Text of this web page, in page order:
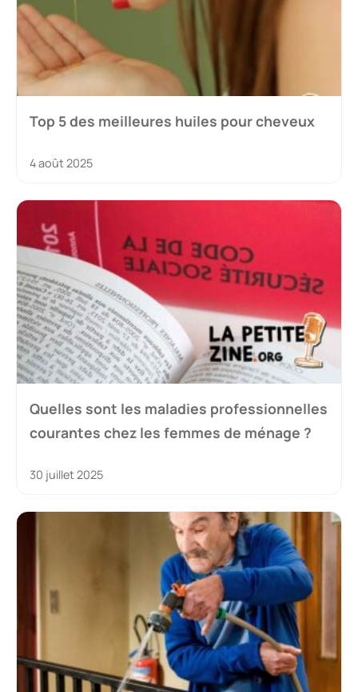
Top 5 des meilleures huiles pour cheveux
4 août 2025
Quelles sont les maladies professionnelles
courantes chez les femmes de ménage ?
30 juillet 2025